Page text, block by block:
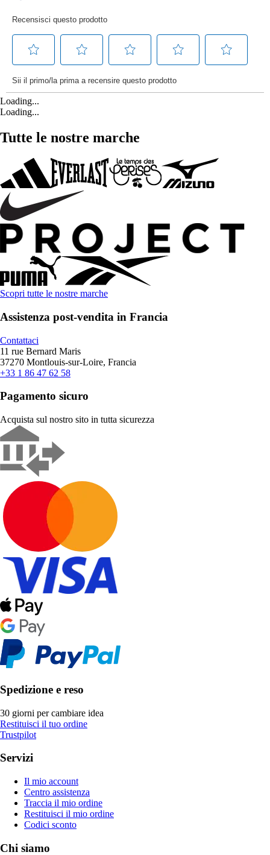
Loading...
Loading...
Tutte le nostre marche
Scopri tutte le nostre marche
Assistenza post-vendita in Francia
Contattaci
11 rue Bernard Maris
37270 Montlouis-sur-Loire, Francia
+33 1 86 47 62 58
Pagamento sicuro
Acquista sul nostro sito in tutta sicurezza
Spedizione e reso
30 giorni per cambiare idea
Restituisci il tuo ordine
Trustpilot
Servizi
Il mio account
Centro assistenza
Traccia il mio ordine
Restituisci il mio ordine
Codici sconto
Chi siamo